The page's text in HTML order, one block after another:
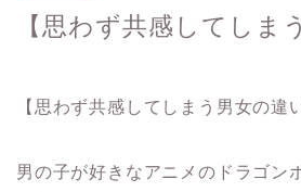
【思わず共感してしま
【思わず共感してしまう男女の違
男の子が好きなアニメのドラゴン